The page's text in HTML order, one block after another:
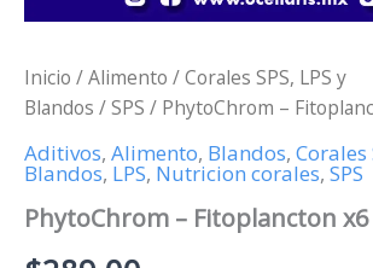
Inicio /Alimento /Corales SPS, LPS y
Blandos /SPS / PhytoChrom –
Aditivos, Alimento, Blandos, Corales
Blandos, LPS, Nutricion corales, SPS
PhytoChrom – Fitoplancton x6